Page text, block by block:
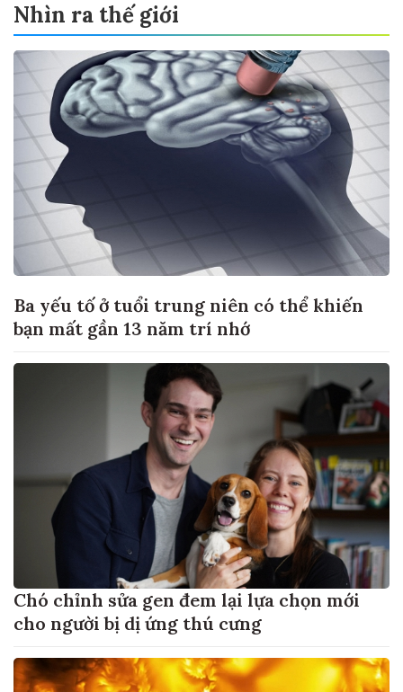
Nhìn ra thế giới
Ba yếu tố ở tuổi trung niên có thể khiến
bạn mất gần 13 năm trí nhớ
Chó chỉnh sửa gen đem lại lựa chọn mới
cho người bị dị ứng thú cưng